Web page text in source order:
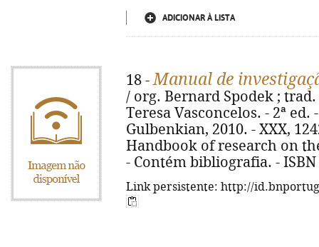
ADICIONAR À LISTA
18 -Manual de
/ org. Bernard Spodek ;
Teresa Vasconcelos. - 2ª
Gulbenkian, 2010. - XXX,
Handbook of research on
- Contém bibliografia. - ISBN
Link persistente: http://